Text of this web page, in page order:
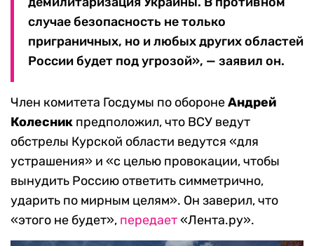
случае безопасность не только
приграничных, но и любых других областей
России будет под угрозой», — заявил он.
Член комитета Госдумы по оборонеАндрей
Колесник предположил, что ВСУ ведут
обстрелы Курской области ведутся «для
устрашения» и «с целью провокации, чтобы
вынудить Россию ответить симметрично,
ударить по мирным целям». Он заверил, что
«этого не будет», передает«Лента.ру».